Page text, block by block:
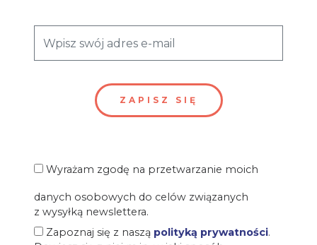
Wyrażam zgodę na przetwarzanie moich
danych osobowych do celów związanych
z wysyłką newslettera.
Zapoznaj się z naszą polityką prywatności.